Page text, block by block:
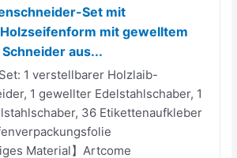
Set mit
mit gewelltem
aus...
1 verstellbarer Holzlaib-
1 gewellter Edelstahlschaber, 1
36 Etikettenaufkleber
Material】Artcome